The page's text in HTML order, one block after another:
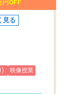
円OFF
見る
映像授業